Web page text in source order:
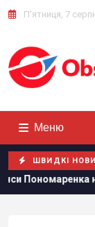
П'ятниця, 7
Меню
ШВИДКІ
до топ-клубу